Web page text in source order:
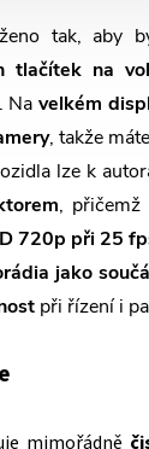
tak, aby
tlačítek na
Navelkém
, takže
lze k
, přičemž
720p při 25
jako
při řízení i
mimořádně